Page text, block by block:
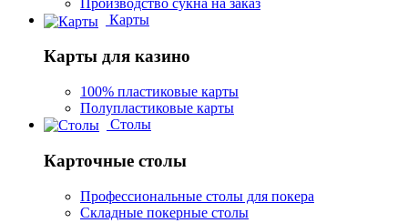
Производство сукна на заказ
Карты
Карты для казино
100% пластиковые карты
Полупластиковые карты
Столы
Карточные столы
Профессиональные столы для покера
Складные покерные столы